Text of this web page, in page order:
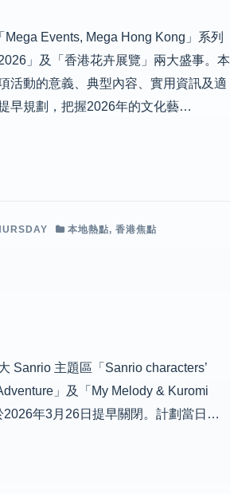
Mega Events, Mega Hong Kong」系列
」及「香港花卉展覽」兩大盛事。本
活動的意義、典型內容、實用資訊及適
早規劃，把握2026年的文化藝…
本地熱點, 香港焦點
Sanrio 主題區「Sanrio characters’
」及「My Melody & Kuromi
2026年3月26日提早關閉。計劃當日…